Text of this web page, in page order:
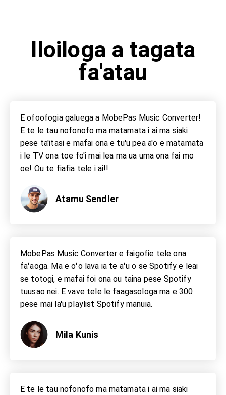
Iloiloga a tagata
fa'atau
E ofoofogia galuega a MobePas Music Converter!
E te le tau nofonofo ma matamata i ai ma siaki
pese ta'itasi e mafai ona e tu'u pea a'o e matamata
i le TV ona toe fo'i mai lea ma ua uma ona fai mo
oe! Ou te fiafia tele i ai!!
Atamu Sendler
MobePas Music Converter e faigofie tele ona
faʻaoga. Ma e oʻo lava ia te aʻu o se Spotify e leai
se totogi, e mafai foi ona ou taina pese Spotify
tuusao nei. E vave tele le faagasologa ma e 300
pese mai la'u playlist Spotify manuia.
Mila Kunis
E te le tau nofonofo ma matamata i ai ma siaki